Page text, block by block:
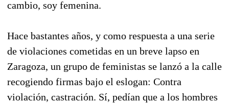
cambio, soy femenina.
Hace bastantes años, y como respuesta a una serie
de violaciones cometidas en un breve lapso en
Zaragoza, un grupo de feministas se lanzó a la calle
recogiendo firmas bajo el eslogan: Contra
violación, castración. Sí, pedían que a los hombres